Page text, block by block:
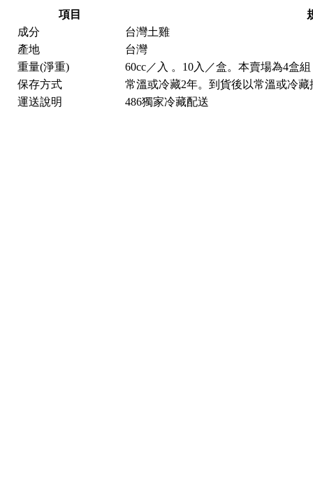
項目
成分
台灣土雞
產地
台灣
重量(淨重)
60cc／入 。10入／盒。本賣場為4盒
保存方式
常溫或冷藏2年。到貨後以常溫或冷
運送說明
486獨家冷藏配送